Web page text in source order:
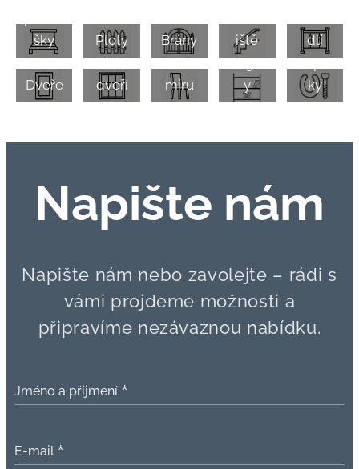
šky
Ploty Brány
iště
dlí
Dveře
Mříže
do
dveří
Nábyt
míru
y
Kovov
é
ky
Napište nám
Napište nám nebo zavolejte – rádi s
vámi projdeme možnosti a
připravíme nezávaznou nabídku.
Jméno a příjmení
E-mail